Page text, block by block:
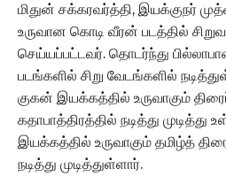
மிதுன் சக்கரவர்த்தி, இயக்குநர்
உருவான கொடி வீரன் படத்தில்
செய்யப்பட்டவர். தொடர்ந்து
படங்களில் சிறு வேடங்களில்
குகன் இயக்கத்தில் உருவாகும்
கதாபாத்திரத்தில் நடித்து முடித்து
இயக்கத்தில் உருவாகும் தமிழ்த்
நடித்து முடித்துள்ளார்.